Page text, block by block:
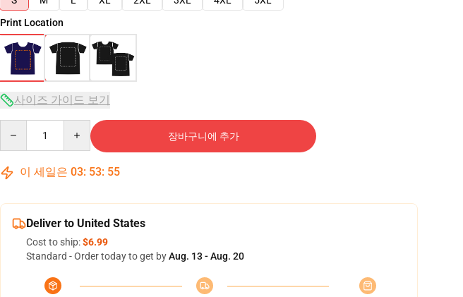
Print Location
사이즈 가이드 보기
장바구니에 추가
이 세일은 03: 53: 54
Deliver to United States
Cost to ship:$6.99
Standard - Order today to get byAug. 13 - Aug. 20